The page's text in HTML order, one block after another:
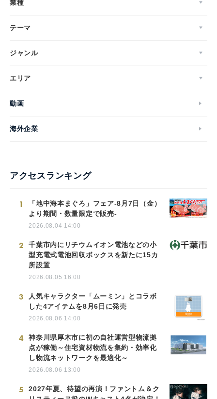
業種
テーマ
ジャンル
エリア
動画
海外企業
アクセスランキング
1
「地中海本まぐろ」フェア-8月7日（金）
より期間・数量限定で販売-
2026.08.04 14:00
2
千葉市内にリチウムイオン電池などの小
型充電式電池回収ボックスを新たに15カ
所設置
2026.08.05 16:00
3
人気キャラクター「ムーミン」とコラボ
した4アイテムを8月6日に発売
2026.08.06 14:00
4
神奈川県厚木市に初の自社運営型物流拠
点が稼働～住宅資材物流を集約・効率化
し物流ネットワークを最適化～
2026.08.06 13:00
5
2027年夏、待望の再演！ファントム＆ク